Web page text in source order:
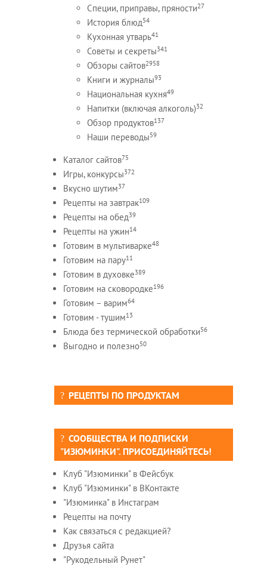
Специи, приправы, пряности27
История блюд54
Кухонная утварь41
Советы и секреты341
Обзоры сайтов2958
Книги и журналы93
Национальная кухня49
Напитки (включая алкоголь)32
Обзор продуктов137
Наши переводы59
Каталог сайтов75
Игры, конкурсы372
Вкусно шутим37
Рецепты на завтрак109
Рецепты на обед39
Рецепты на ужин14
Готовим в мультиварке48
Готовим на пару11
Готовим в духовке389
Готовим на сковородке196
Готовим – варим64
Готовим - тушим13
Блюда без термической обработки56
Выгодно и полезно50
РЕЦЕПТЫ ПО ПРОДУКТАМ
СООБЩЕСТВА И ПОДПИСКИ
"ИЗЮМИНКИ". ПРИСОЕДИНЯЙТЕСЬ!
Клуб "Изюминки" в Фейсбук
Клуб "Изюминки" в ВКонтакте
"Изюминка" в Инстаграм
Рецепты на почту
Как связаться с редакцией?
Друзья сайта
"Рукодельный Рунет"